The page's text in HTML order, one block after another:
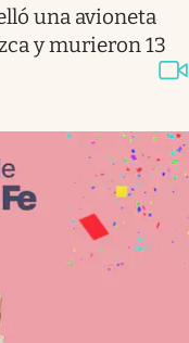
una avioneta
y murieron 13